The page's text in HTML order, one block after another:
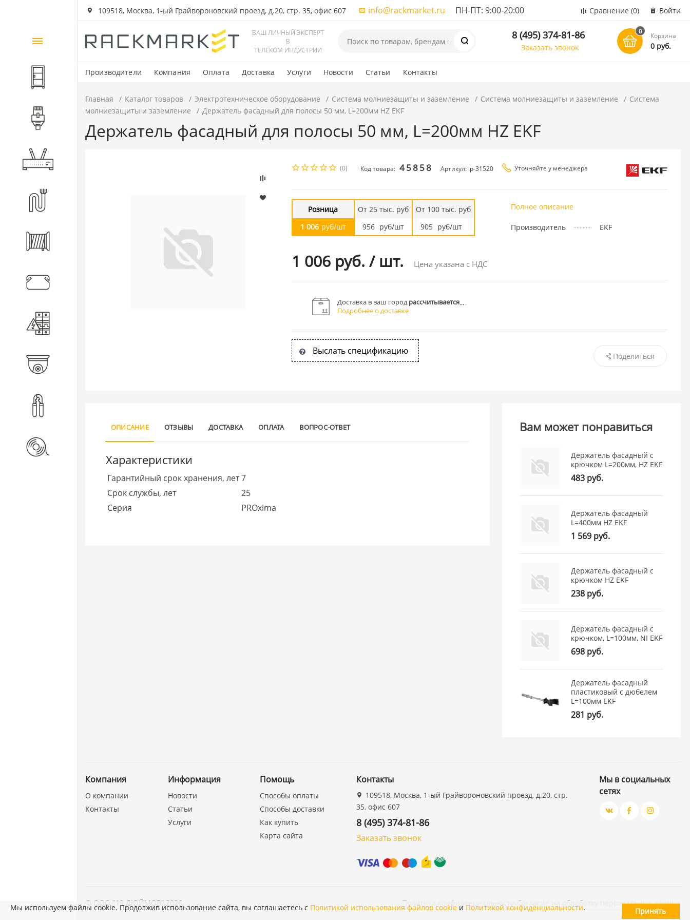
109518, Москва, 1-ый Грайвороновский проезд, д.20, стр. 35, офис 607 info@rackmarket.ru ПН-ПТ: 9:00-20:00 Сравнение (0) Войти
ВАШ ЛИЧНЫЙ ЭКСПЕРТ
В
ТЕЛЕКОМ ИНДУСТРИИ
8 (495) 374-81-86
Заказать звонок
0
Корзина
0 руб.
Производители Компания Оплата Доставка Услуги Новости Статьи Контакты
Каталог
товаров
Шкафы и стойки
Компоненты СКС
Главная Каталог товаров Электротехническое оборудование Система молниезащиты и заземление Система молниезащиты и заземление
Система
молниезащиты и заземление
Держатель фасадный для полосы 50 мм, L=200мм HZ EKF
Держатель фасадный для полосы 50 мм, L=200мм HZ EKF
(0) Код товара: 45858 Артикул: lp-31520 Уточняйте у менеджера
Розница
1 006 руб/шт
От 25 тыс. руб
956 руб/шт
От 100 тыс. руб
905 руб/шт
1 006 руб. / шт. Цена указана с НДС
Полное описание
Производитель EKF
Доставка в ваш городрассчитывается
Подробнее о доставке
Выслать спецификацию Поделиться
ОПИСАНИЕ ОТЗЫВЫ ДОСТАВКА ОПЛАТА ВОПРОС-ОТВЕТ
Характеристики
Гарантийный срок хранения, лет7
Срок службы, лет
25
Серия
PROxima
Вам может понравиться
Держатель фасадный с
крючком L=200мм, HZ EKF
483 руб.
Держатель фасадный
L=400мм HZ EKF
1 569 руб.
Держатель фасадный с
крючком HZ EKF
238 руб.
Держатель фасадный с
крючком, L=100мм, NI EKF
698 руб.
Держатель фасадный
пластиковый с дюбелем
L=100мм EKF
281 руб.
Компания
О компании
Контакты
Информация
Новости
Статьи
Услуги
Помощь
Способы оплаты
Способы доставки
Как купить
Карта сайта
Контакты
109518, Москва, 1-ый Грайвороновский проезд, д.20, стр.
35, офис 607
8 (495) 374-81-86
Заказать звонок
Мы в социальных
сетях
© ООО "19 ДЮЙМОВ" 2026 Политика конфиденциальности Согласие на обработку персональных данных
Мы используем файлы cookie. Продолжив использование сайта, вы соглашаетесь с Политикой использования файлов cookie и Политикой конфиденциальности. Принять